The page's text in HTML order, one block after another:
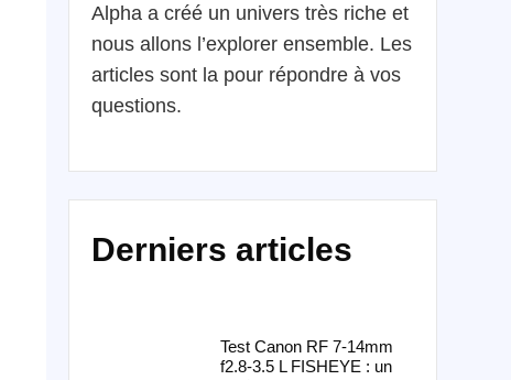
Alpha a créé un univers très riche et
nous allons l’explorer ensemble. Les
articles sont la pour répondre à vos
questions.
Derniers articles
Test Canon RF 7-14mm
f2.8-3.5 L FISHEYE : un